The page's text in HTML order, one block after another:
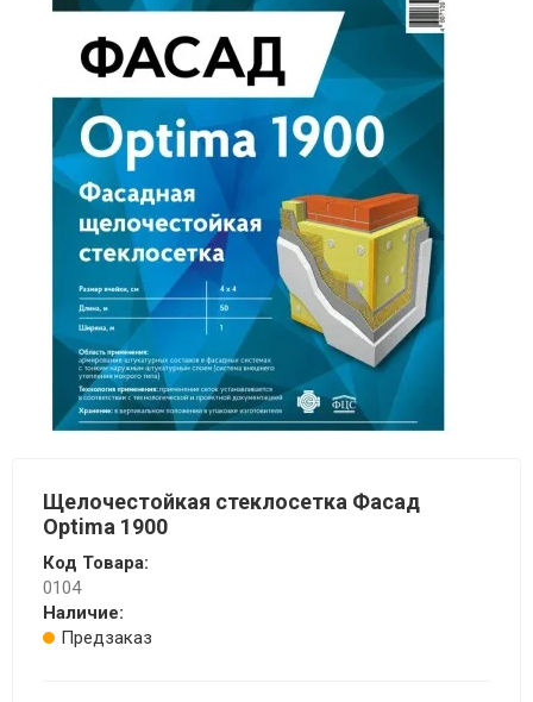
Щелочестойкая стеклосетка Фасад
Optima 1900
Код Товара:
0104
Наличие:
Предзаказ